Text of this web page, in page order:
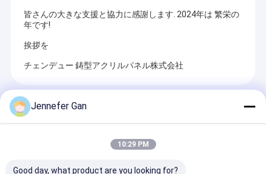
皆さんの大きな支援と協力に感謝します. 2024年は 繁栄の
年です!
挨拶を
チェンデュー 鋳型アクリルパネル株式会社
Recommended Products
Jennefer Gan
10:29 PM
Good day, what product are you looking for?